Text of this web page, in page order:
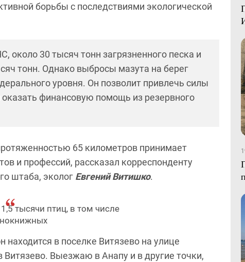
борьбы с последствиями экологической
30 тысяч тонн загрязненного песка и
тонн. Однако выбросы мазута на берег
уровня. Он позволит привлечь силы
финансовую помощь из резервного
65 километров принимает
и профессий, рассказал корреспонденту
штаба, эколог Евгений Витишко.
тысячи птиц, в том числе
в поселке Витязево на улице
Выезжаю в Анапу и в другие точки,